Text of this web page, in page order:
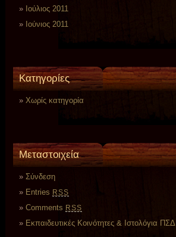
Ιούλιος 2011
Ιούνιος 2011
Kατηγορίες
Χωρίς κατηγορία
Μεταστοιχεία
Σύνδεση
Entries RSS
Comments RSS
Εκπαιδευτικές Κοινότητες & Ιστολόγια ΠΣΔ